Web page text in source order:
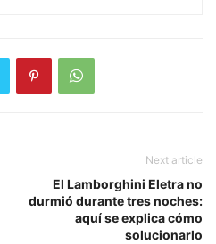
Next article
El Lamborghini Eletra no
durmió durante tres noches:
aquí se explica cómo
solucionarlo